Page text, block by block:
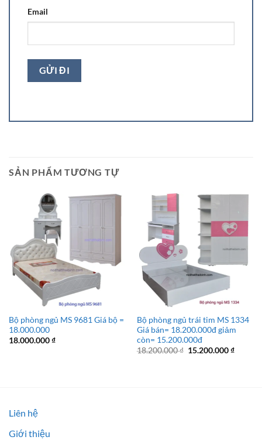
Email
SẢN PHẨM TƯƠNG TỰ
Bộ phòng ngủ MS 9681 Giá bộ =
18.000.000
18.000.000₫
Bộ phòng ngủ trái tim MS 1334
Giá bán= 18.200.000đ giảm
còn= 15.200.000đ
18.200.000₫ Giá
15.200.000₫Giá
Liên hệ
Giới thiệu